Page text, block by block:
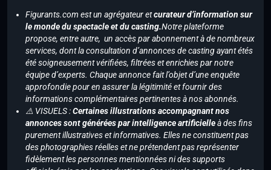
Figurants.com est un agrégateur etcurateur d’information sur
le monde du spectacle et du casting.Notre plateforme
propose, entre autre, un accès par abonnement à de nombreux
services, dont la consultation d’annonces de casting ayant étés
été soigneusement vérifiées, filtrées et enrichies par notre
équipe d’experts. Chaque annonce fait l’objet d’une enquête
approfondie pour en assurer la légitimité et fournir des
informations complémentaires pertinentes à nos abonnés.
⚠️ VISUELS :Certaines illustrations accompagnant nos
annonces sont générées par intelligence artificielleà des fins
purement illustratives et informatives. Elles ne constituent pas
des photographies réelles et ne prétendent pas représenter
fidèlement les personnes mentionnées ni des supports